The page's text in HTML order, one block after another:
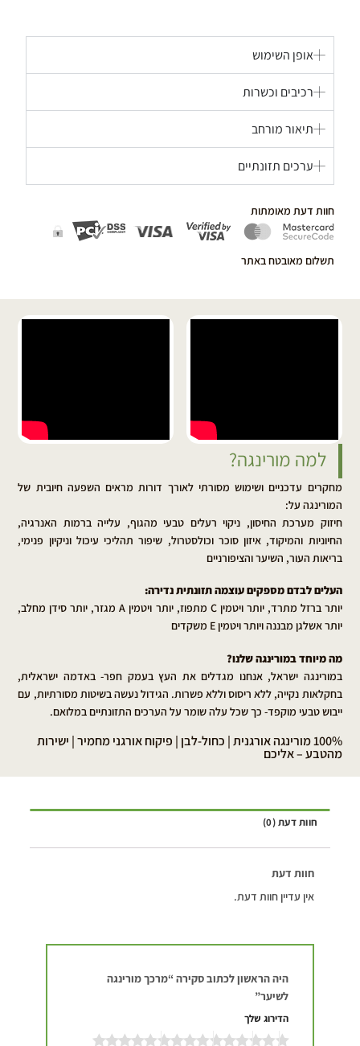
אופן השימוש
רכיבים וכשרות
תיאור מורחב
ערכים תזונתיים
חוות דעת מאומתות
תשלום מאובטח באתר
למה מורינגה?
מחקרים עדכניים ושימוש מסורתי לאורך דורות מראים השפעה חיובית של
המורינגה על:
חיזוק מערכת החיסון, ניקוי רעלים טבעי מהגוף, עלייה ברמות האנרגיה,
החיוניות והמיקוד, איזון סוכר וכולסטרול, שיפור תהליכי עיכול וניקיון פנימי,
בריאות העור, השיער והציפורניים
העלים לבדם מספקים עוצמה תזונתית נדירה:
יותר ברזל מתרד, יותר ויטמין C מתפוז, יותר ויטמין A מגזר, יותר סידן מחלב,
יותר אשלגן מבננה ויותר ויטמין E משקדים
מה מיוחד במורינגה שלנו?
במורינגה ישראל, אנחנו מגדלים את העץ בעמק חפר- באדמה ישראלית,
בחקלאות נקייה, ללא ריסוס וללא פשרות. הגידול נעשה בשיטות מסורתיות, עם
ייבוש טבעי מוקפד- כך שכל עלה שומר על הערכים התזונתיים במלואם.
100% מורינגה אורגנית | כחול-לבן | פיקוח אורגני מחמיר | ישירות
מהטבע – אליכם
חוות דעת (0)
חוות דעת
אין עדיין חוות דעת.
היה הראשון לכתוב סקירה “מרכך מורינגה
לשיער”
הדירוג שלך